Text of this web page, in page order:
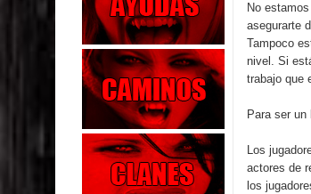
No
asegurarte
Tampoco
nivel. Si
trabajo que
Para ser
Los
actores de
los